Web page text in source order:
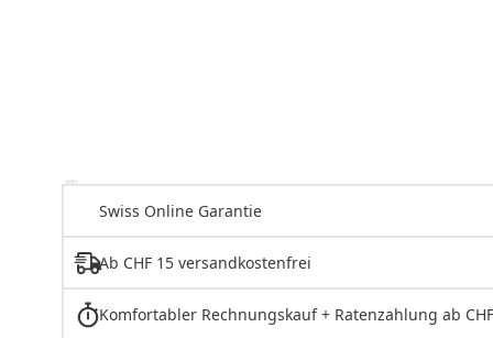
Swiss Online Garantie
Ab CHF 15 versandkostenfrei
Komfortabler Rechnungskauf + Ratenzahlung ab